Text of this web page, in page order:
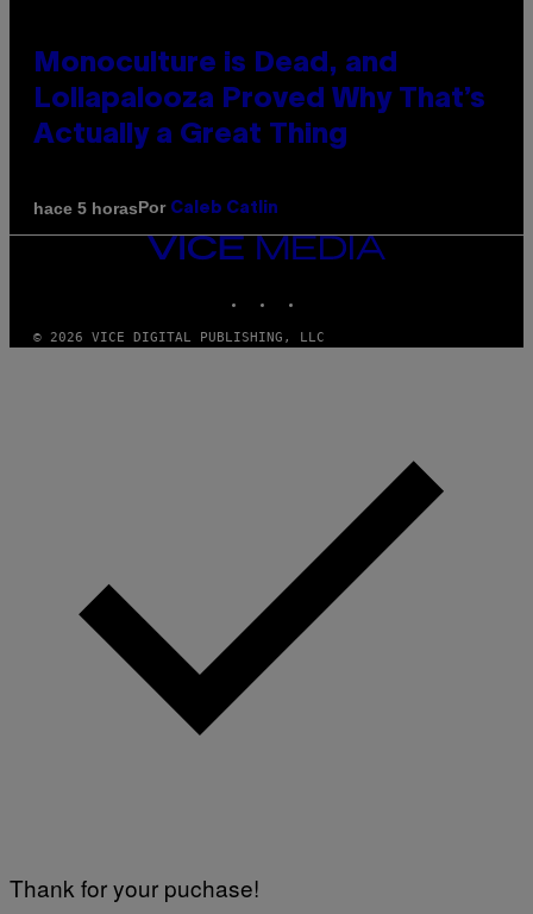
Monoculture is Dead, and
Lollapalooza Proved Why That’s
Actually a Great Thing
hace 5 horasPor Caleb Catlin
VICE
© 2026 VICE DIGITAL PUBLISHING, LLC
Thank for your puchase!